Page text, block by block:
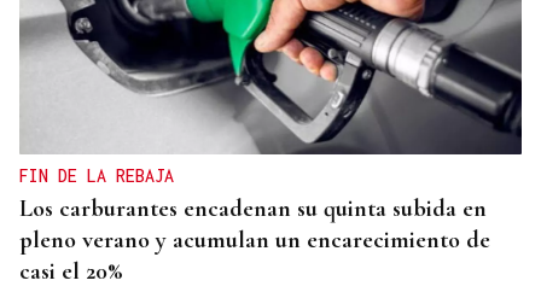
FIN DE LA REBAJA
Los carburantes encadenan su quinta subida en
pleno verano y acumulan un encarecimiento de
casi el 20%